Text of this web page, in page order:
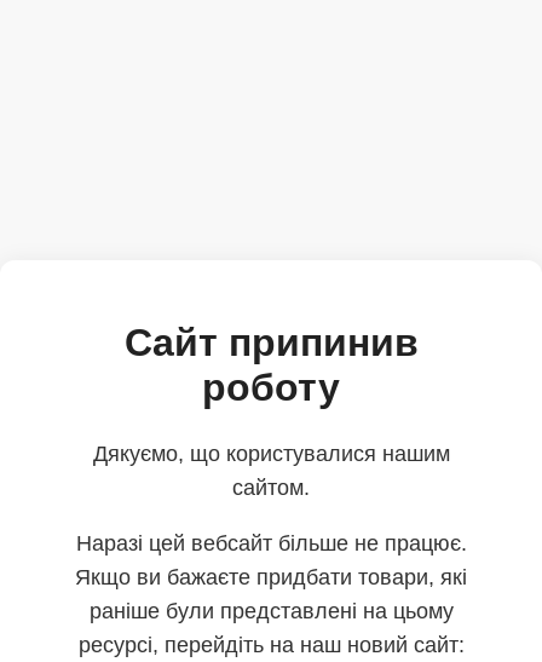
Сайт припинив
роботу
Дякуємо, що користувалися нашим
сайтом.
Наразі цей вебсайт більше не працює.
Якщо ви бажаєте придбати товари, які
раніше були представлені на цьому
ресурсі, перейдіть на наш новий сайт: